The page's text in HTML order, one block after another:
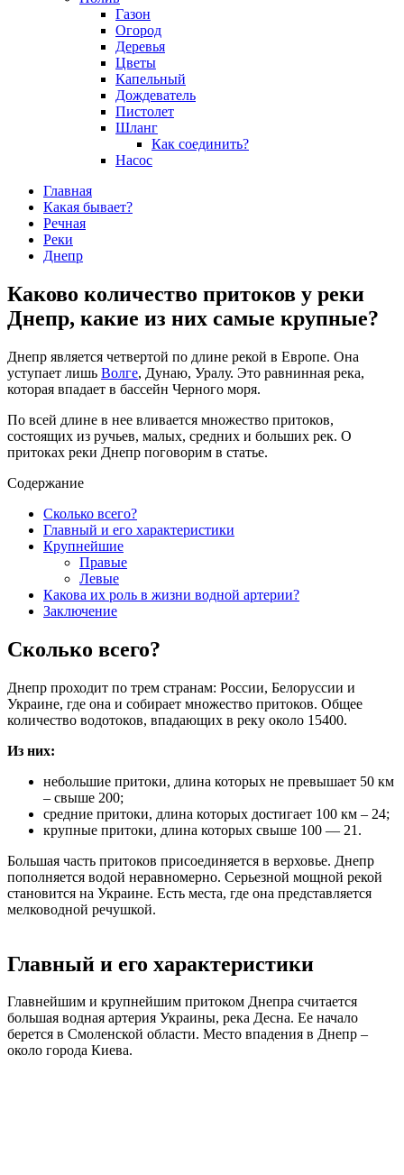
Газон
Огород
Деревья
Цветы
Капельный
Дождеватель
Пистолет
Шланг
Как соединить?
Насос
Главная
Какая бывает?
Речная
Реки
Днепр
Каково количество притоков у реки
Днепр, какие из них самые крупные?
Днепр является четвертой по длине рекой в Европе. Она
уступает лишь Волге, Дунаю, Уралу. Это равнинная река,
которая впадает в бассейн Черного моря.
По всей длине в нее вливается множество притоков,
состоящих из ручьев, малых, средних и больших рек. О
притоках реки Днепр поговорим в статье.
Содержание
Сколько всего?
Главный и его характеристики
Крупнейшие
Правые
Левые
Какова их роль в жизни водной артерии?
Заключение
Сколько всего?
Днепр проходит по трем странам: России, Белоруссии и
Украине, где она и собирает множество притоков. Общее
количество водотоков, впадающих в реку около 15400.
Из них:
небольшие притоки, длина которых не превышает 50 км
– свыше 200;
средние притоки, длина которых достигает 100 км – 24;
крупные притоки, длина которых свыше 100 — 21.
Большая часть притоков присоединяется в верховье. Днепр
пополняется водой неравномерно. Серьезной мощной рекой
становится на Украине. Есть места, где она представляется
мелководной речушкой.
Главный и его характеристики
Главнейшим и крупнейшим притоком Днепра считается
большая водная артерия Украины, река Десна. Ее начало
берется в Смоленской области. Место впадения в Днепр –
около города Киева.